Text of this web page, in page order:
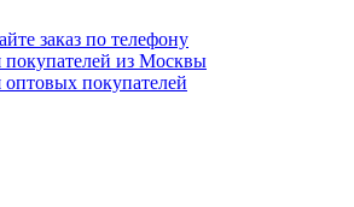
заказ по телефону
покупателей из Москвы
оптовых покупателей